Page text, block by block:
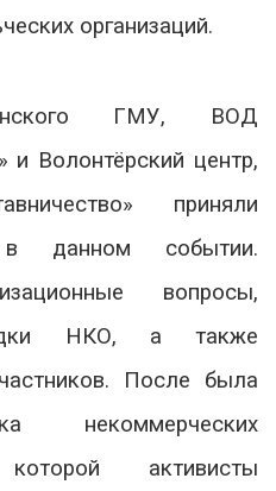
организаций.
ГМУ, ВОД
Волонтёрский центр,
приняли
в данном событии.
вопросы,
НКО, а также
После была
некоммерческих
активисты